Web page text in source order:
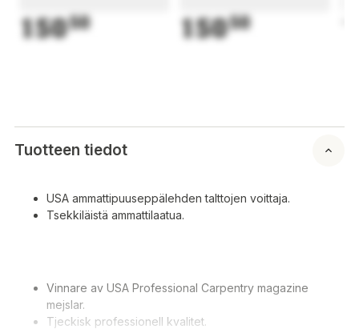
15050 15050
Tuotteen tiedot
USA ammattipuuseppälehden talttojen voittaja.
Tsekkiläistä ammattilaatua.
Vinnare av USA Professional Carpentry magazine
mejslar.
Tjeckisk professionell kvalitet.